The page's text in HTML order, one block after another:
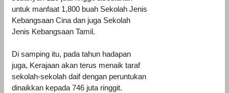
untuk manfaat 1,800 buah Sekolah Jenis
Kebangsaan Cina dan juga Sekolah
Jenis Kebangsaan Tamil.
Di samping itu, pada tahun hadapan
juga, Kerajaan akan terus menaik taraf
sekolah-sekolah daif dengan peruntukan
dinaikkan kepada 746 juta ringgit.